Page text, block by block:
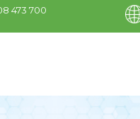
473 700